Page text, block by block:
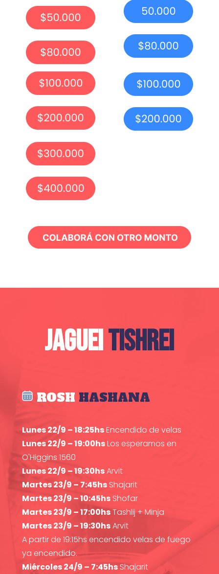
JAGUEITISHREI
ROSH HASHANA
Lunes 22/9 – 18:25hsEncendido de velas
Lunes 22/9 – 19:00hsLos esperamos en
O'Higgins 1560
Lunes 22/9 – 19:30hsArvit
Martes 23/9 – 7:45hsShajarit
Martes 23/9 – 10:45hsShofar
Martes 23/9 – 17:00hsTashlij + Minja
Martes 23/9 – 19:30hsArvit
A partir de 19:15hs encendido velas de fuego
ya encendido.
Miércoles 24/9 – 7:45hsShajarit